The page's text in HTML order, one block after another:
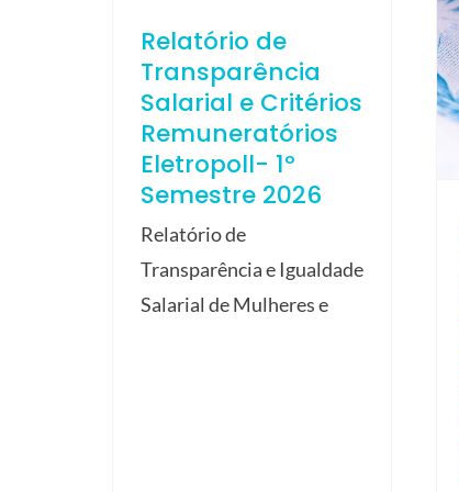
Relatório de
Transparência
Salarial e Critérios
Remuneratórios
Eletropoll- 1º
Semestre 2026
Relatório de
Transparência e Igualdade
Salarial de Mulheres e